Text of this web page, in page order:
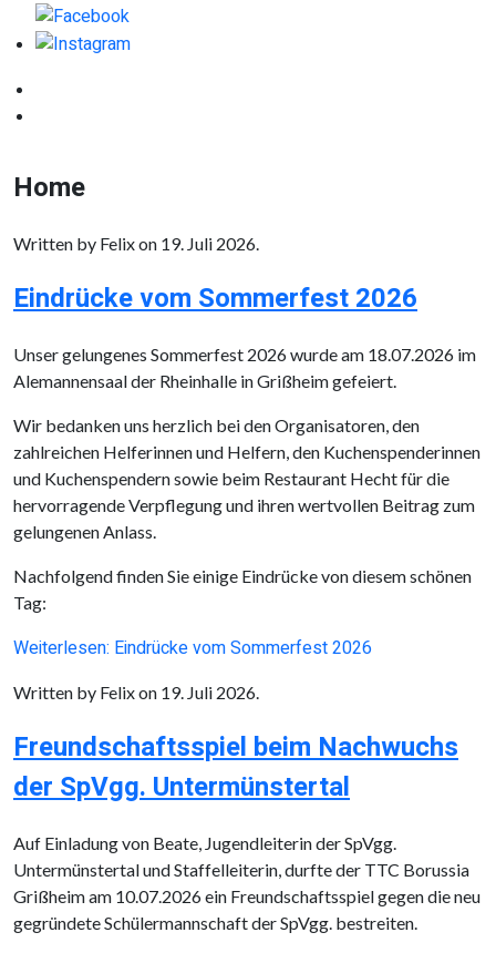
Home
Written by Felix on 19. Juli 2026.
Eindrücke vom Sommerfest 2026
Unser gelungenes Sommerfest 2026 wurde am 18.07.2026 im
Alemannensaal der Rheinhalle in Grißheim gefeiert.
Wir bedanken uns herzlich bei den Organisatoren, den
zahlreichen Helferinnen und Helfern, den Kuchenspenderinnen
und Kuchenspendern sowie beim Restaurant Hecht für die
hervorragende Verpflegung und ihren wertvollen Beitrag zum
gelungenen Anlass.
Nachfolgend finden Sie einige Eindrücke von diesem schönen
Tag:
Weiterlesen: Eindrücke vom Sommerfest 2026
Written by Felix on 19. Juli 2026.
Freundschaftsspiel beim Nachwuchs
der SpVgg. Untermünstertal
Auf Einladung von Beate, Jugendleiterin der SpVgg.
Untermünstertal und Staffelleiterin, durfte der TTC Borussia
Grißheim am 10.07.2026 ein Freundschaftsspiel gegen die neu
gegründete Schülermannschaft der SpVgg. bestreiten.